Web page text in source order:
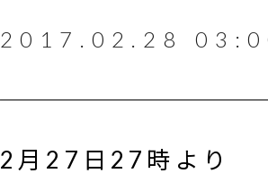
2017.02.28
2月27日27時より